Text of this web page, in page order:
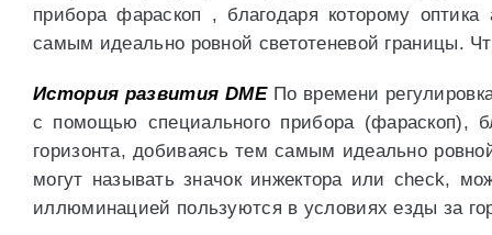
прибора фараскоп , благодаря которому оптика
самым идеально ровной светотеневой границы.
История развития DMEПо времени
с помощью специального прибора (фараскоп),
горизонта, добиваясь тем самым идеально
могут называть значок инжектора или check,
иллюминацией пользуются в условиях езды за